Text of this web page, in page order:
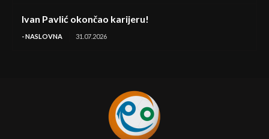
Ivan Pavlić okončao karijeru!
- NASLOVNA 31.07.2026